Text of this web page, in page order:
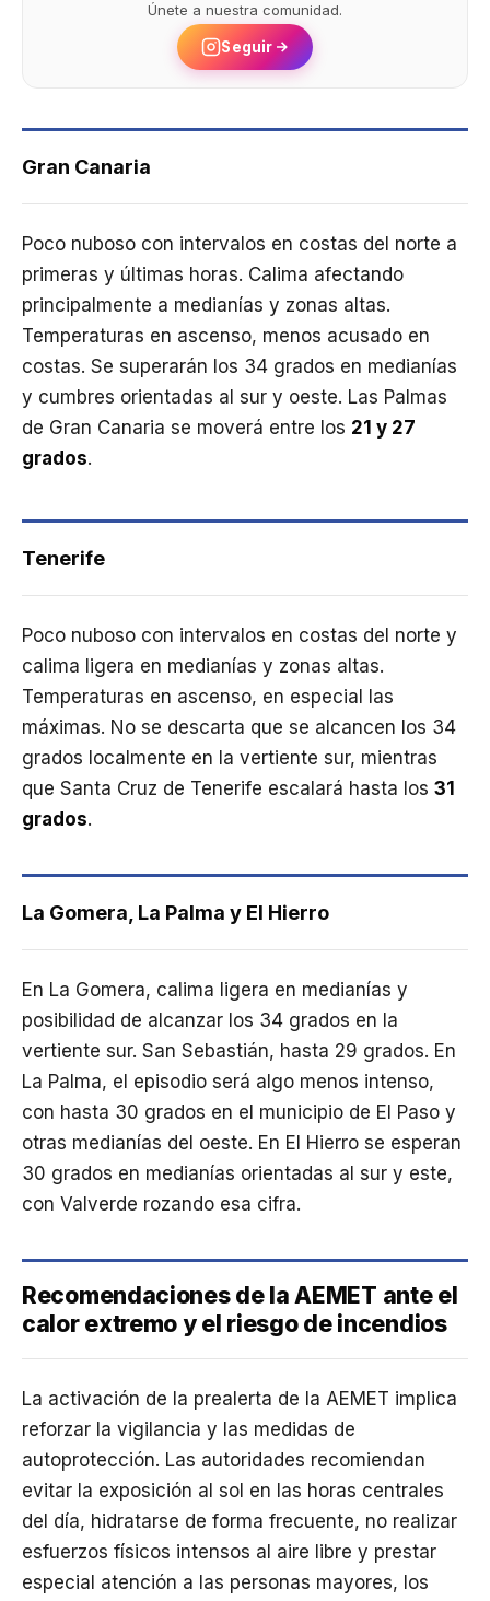
Únete a nuestra comunidad.
Seguir
Gran Canaria
Poco nuboso con intervalos en costas del norte a
primeras y últimas horas. Calima afectando
principalmente a medianías y zonas altas.
Temperaturas en ascenso, menos acusado en
costas. Se superarán los 34 grados en medianías
y cumbres orientadas al sur y oeste. Las Palmas
de Gran Canaria se moverá entre los 21 y 27
grados.
Tenerife
Poco nuboso con intervalos en costas del norte y
calima ligera en medianías y zonas altas.
Temperaturas en ascenso, en especial las
máximas. No se descarta que se alcancen los 34
grados localmente en la vertiente sur, mientras
que Santa Cruz de Tenerife escalará hasta los 31
grados.
La Gomera, La Palma y El Hierro
En La Gomera, calima ligera en medianías y
posibilidad de alcanzar los 34 grados en la
vertiente sur. San Sebastián, hasta 29 grados. En
La Palma, el episodio será algo menos intenso,
con hasta 30 grados en el municipio de El Paso y
otras medianías del oeste. En El Hierro se esperan
30 grados en medianías orientadas al sur y este,
con Valverde rozando esa cifra.
Recomendaciones de la AEMET ante el
calor extremo y el riesgo de incendios
La activación de la prealerta de la AEMET implica
reforzar la vigilancia y las medidas de
autoprotección. Las autoridades recomiendan
evitar la exposición al sol en las horas centrales
del día, hidratarse de forma frecuente, no realizar
esfuerzos físicos intensos al aire libre y prestar
especial atención a las personas mayores, los